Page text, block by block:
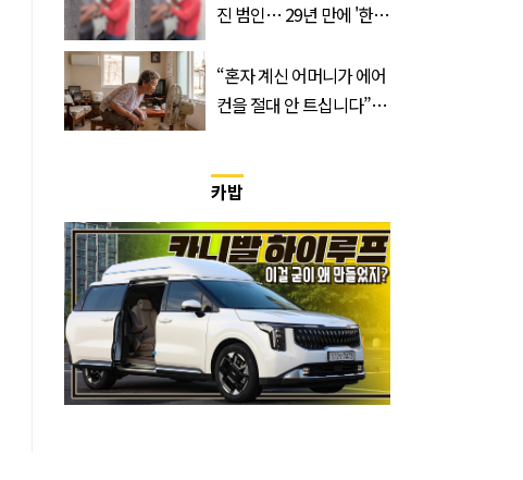
진 범인… 29년 만에 '한
“혼자 계신 어머니가 에어
컨을 절대 안 트십니다”…
카밥